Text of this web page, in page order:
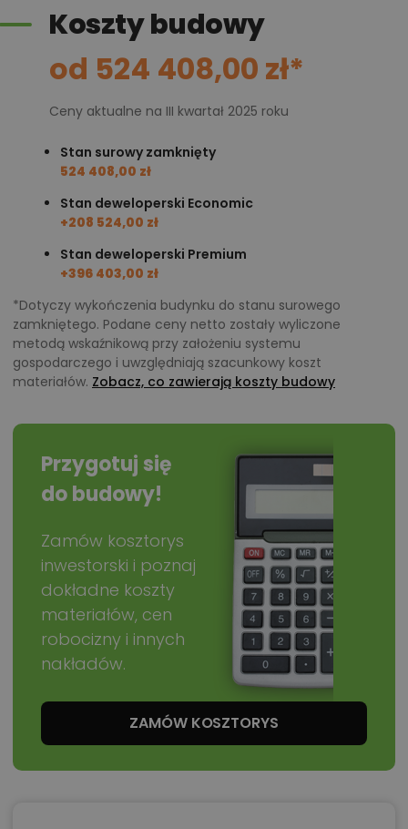
Koszty budowy
od 524 408,00 zł*
Ceny aktualne na III kwartał 2025 roku
Stan surowy zamknięty
524 408,00 zł
Stan deweloperski Economic
+208 524,00 zł
Stan deweloperski Premium
+396 403,00 zł
*Dotyczy wykończenia budynku do stanu surowego
zamkniętego. Podane ceny netto zostały wyliczone
metodą wskaźnikową przy założeniu systemu
gospodarczego i uwzględniają szacunkowy koszt
materiałów. Zobacz, co zawierają koszty budowy
Przygotuj się
do budowy!
Zamów kosztorys
inwestorski i poznaj
dokładne koszty
materiałów, cen
robocizny i innych
nakładów.
ZAMÓW KOSZTORYS